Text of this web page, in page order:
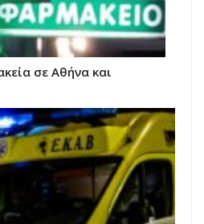
σε Αθήνα και